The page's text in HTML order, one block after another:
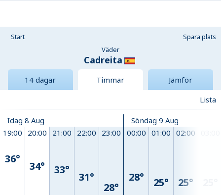
Start
Spara plats
Väder
Cadreita
14 dagar Timmar
Jämför
Lista
Idag 8 Aug
19:00
36°
20:00
34°
21:00
33°
22:00
31°
23:00
28°
Söndag 9 Aug
00:00
28°
01:00
25°
02:00
25°